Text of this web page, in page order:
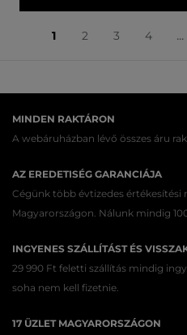
1 2 3 4 ...
MINDEN RAKTÁRON
A webáruházban lévő összes áru
AZ EREDETISÉG GARANCIÁJA
Cégünk több évtizedes értékesítési
Magyarországon. Nálunk mindig
INGYENES SZÁLLÍTÁST ÉS
29 990 Ft feletti szállítás mindig
soha nem kell fizetnie.
17 ÜZLET MAGYARORSZÁGON